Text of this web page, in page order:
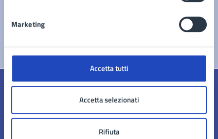
Marketing
Accetta tutti
Accetta selezionati
Rifiuta
Quanto sono chiare le informazioni su questa